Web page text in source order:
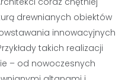
drewnianych obiektów
innowacyjnych
takich realizacji
– od nowoczesnych